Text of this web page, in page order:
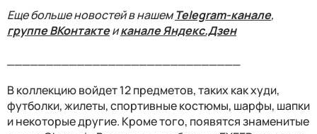
Еще больше новостей в нашемTelegram-канале,
группе ВКонтактеиканале Яндекс.Дзен
В коллекцию войдет 12 предметов, таких как худи,
футболки, жилеты, спортивные костюмы, шарфы, шапки
и некоторые другие. Кроме того, появятся знаменитые